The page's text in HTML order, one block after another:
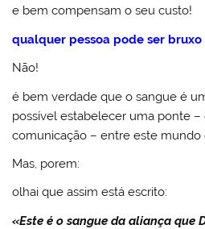
e bem compensam o seu custo!
qualquer pessoa pode ser bruxo
Não!
é bem verdade que o sangue é
possível estabelecer uma ponte
comunicação – entre este mundo
Mas, porem:
olhai que assim está escrito:
«Este é o sangue da aliança que